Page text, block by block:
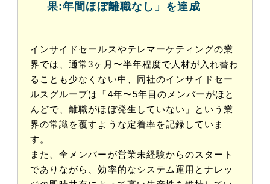
果:年間ほぼ離職なし」を達成
インサイドセールスやテレマーケティングの業
界では、通常3ヶ月〜半年程度で人材が入れ替わ
ることも少なくない中、同社のインサイドセー
ルスグループは「4年〜5年目のメンバーがほと
んどで、離職がほぼ発生していない」という業
界の常識を覆すような定着率を記録していま
す。
また、全メンバーが営業未経験からのスタート
でありながら、効率的なシステム運用とナレッ